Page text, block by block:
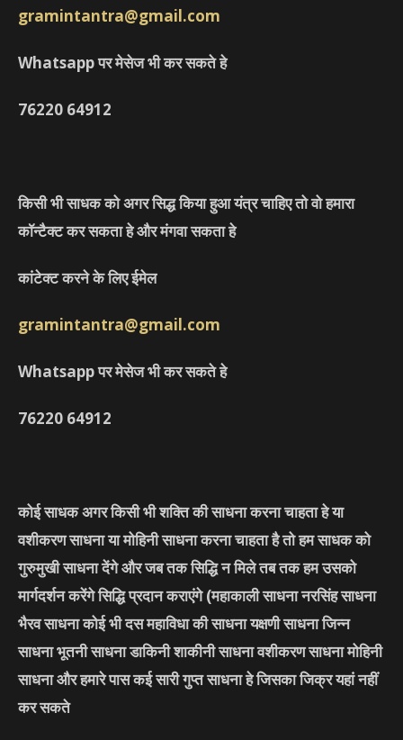
gramintantra@gmail.com
Whatsapp पर मेसेज भी कर सकते हे
76220 64912
किसी भी साधक को अगर सिद्ध किया हुआ यंत्र चाहिए तो वो हमारा
कॉन्टैक्ट कर सकता हे और मंगवा सकता हे
कांटेक्ट करने के लिए ईमेल
gramintantra@gmail.com
Whatsapp पर मेसेज भी कर सकते हे
76220 64912
कोई साधक अगर किसी भी शक्ति की साधना करना चाहता हे या
वशीकरण साधना या मोहिनी साधना करना चाहता है तो हम साधक को
गुरुमुखी साधना देंगे और जब तक सिद्धि न मिले तब तक हम उसको
मार्गदर्शन करेंगे सिद्धि प्रदान कराएंगे (महाकाली साधना नरसिंह साधना
भैरव साधना कोई भी दस महाविधा की साधना यक्षणी साधना जिन्न
साधना भूतनी साधना डाकिनी शाकीनी साधना वशीकरण साधना मोहिनी
साधना और हमारे पास कई सारी गुप्त साधना हे जिसका जिक्र यहां नहीं
कर सकते